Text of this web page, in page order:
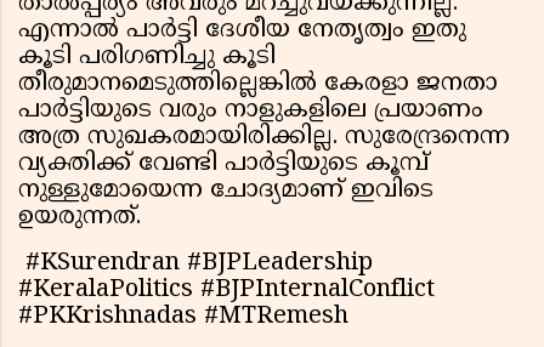
എന്നാൽ പാർട്ടി ദേശീയ നേതൃത്വം ഇതു
കൂടി പരിഗണിച്ചു കൂടി
തീരുമാനമെടുത്തില്ലെങ്കിൽ കേരളാ ജനതാ
പാർട്ടിയുടെ വരും നാളുകളിലെ പ്രയാണം
അത്ര സുഖകരമായിരിക്കില്ല. സുരേന്ദ്രനെന്ന
വ്യക്തിക്ക് വേണ്ടി പാർട്ടിയുടെ കൂമ്പ്
നുള്ളുമോയെന്ന ചോദ്യമാണ് ഇവിടെ
ഉയരുന്നത്.
#KSurendran #BJPLeadership
#KeralaPolitics #BJPInternalConflict
#PKKrishnadas #MTRemesh